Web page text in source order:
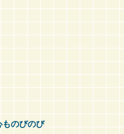
ものびのび